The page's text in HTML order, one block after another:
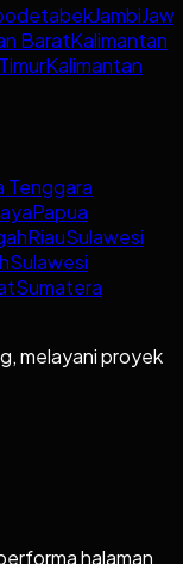
Jambi
BaratKalimantan
Kalimantan
Tenggara
Papua
RiauSulawesi
Sulawesi
Sumatera
melayani proyek
halaman